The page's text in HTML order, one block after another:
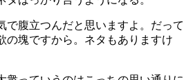
腹立つんだと思いますよ。だって
の塊ですから。ネタもありますけ